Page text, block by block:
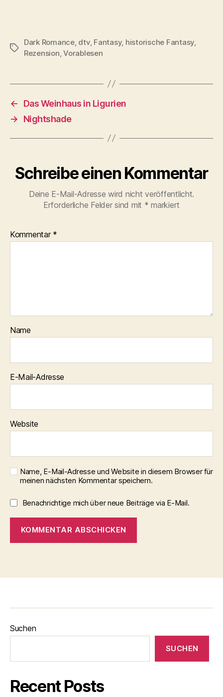
Schlagwörter
Dark Romance, dtv, Fantasy, historische Fantasy
Rezension ,Vorablesen
←
Das Weinhaus in Ligurien
→
Nightshade
Schreibe einen Kommentar
Deine E-Mail-Adresse wird nicht veröffentlicht.
Erforderliche Felder sind mit * markiert
Kommentar *
Name
E-Mail-Adresse
Website
Name, E-Mail-Adresse und Website in diesem Browser für
meinen nächsten Kommentar speichern.
Benachrichtige mich über neue Beiträge via E-Mail.
Suchen
SUCHEN
Recent Posts